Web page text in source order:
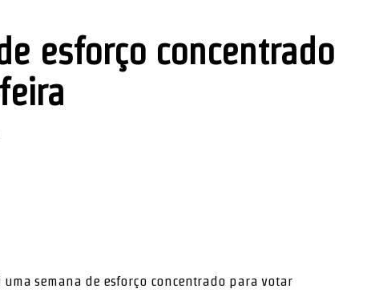
esforço concentrado
semana de esforço concentrado para votar